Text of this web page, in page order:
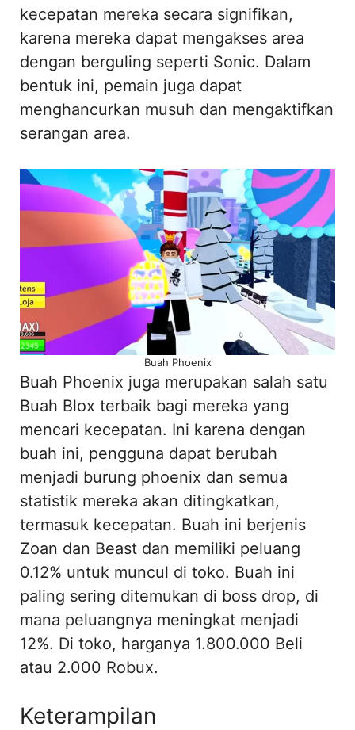
kecepatan mereka secara signifikan,
karena mereka dapat mengakses area
dengan berguling seperti Sonic. Dalam
bentuk ini, pemain juga dapat
menghancurkan musuh dan mengaktifkan
serangan area.
Buah Phoenix
Buah Phoenix juga merupakan salah satu
Buah Blox terbaik bagi mereka yang
mencari kecepatan. Ini karena dengan
buah ini, pengguna dapat berubah
menjadi burung phoenix dan semua
statistik mereka akan ditingkatkan,
termasuk kecepatan. Buah ini berjenis
Zoan dan Beast dan memiliki peluang
0.12% untuk muncul di toko. Buah ini
paling sering ditemukan di boss drop, di
mana peluangnya meningkat menjadi
12%. Di toko, harganya 1.800.000 Beli
atau 2.000 Robux.
Keterampilan